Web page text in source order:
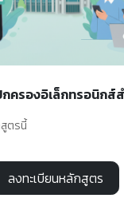
ครองอิเล็กทรอนิกส์
ตรนี้
ลงทะเบียนหลักสูตร